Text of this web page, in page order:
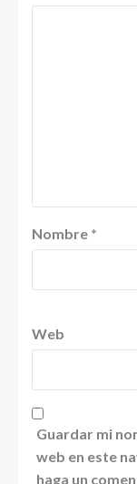
Nombre *
Web
Guardar mi
web en este
haga un